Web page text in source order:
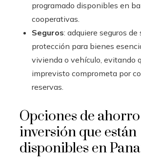
programado disponibles en
cooperativas.
Seguros: adquiere seguros de
protección para bienes
vivienda o vehículo, evitando
imprevisto comprometa por
reservas.
Opciones de
inversión que están
disponibles en